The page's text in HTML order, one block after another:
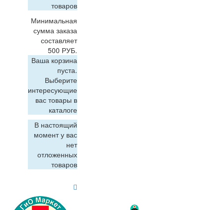
товаров
Минимальная
сумма заказа
составляет
500 РУБ.
Ваша корзина
пуста.
Выберите
интересующие
вас товары в
каталоге
В настоящий
момент у вас
нет
отложенных
товаров